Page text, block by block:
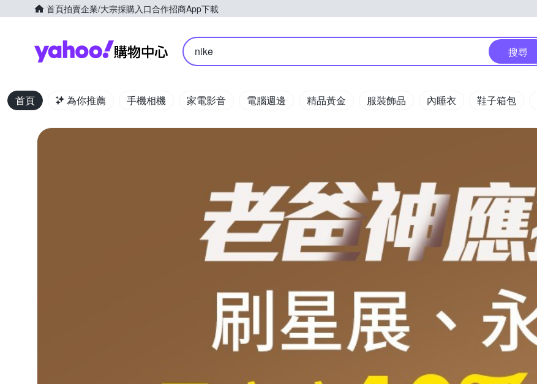
首頁拍賣企業/大宗採購入口合作招商App下載
Yahoo購物中心
nike 搜尋
首頁 為你推薦 手機相機 家電影音 電腦週邊 精品黃金 服裝飾品 內睡衣 鞋子箱包